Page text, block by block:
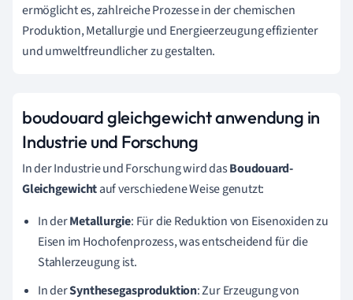
ermöglicht es, zahlreiche Prozesse in der chemischen
Produktion, Metallurgie und Energieerzeugung effizienter
und umweltfreundlicher zu gestalten.
boudouard gleichgewicht anwendung in
Industrie und Forschung
In der Industrie und Forschung wird dasBoudouard-
Gleichgewichtauf verschiedene Weise genutzt:
In derMetallurgie: Für die Reduktion von Eisenoxiden zu
Eisen im Hochofenprozess, was entscheidend für die
Stahlerzeugung ist.
In derSynthesegasproduktion: Zur Erzeugung von